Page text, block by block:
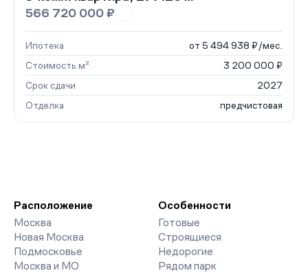
566 720 000 ₽
Ипотека
от 5 494 938 ₽/мес.
Стоимость м²
3 200 000 ₽
Срок сдачи
2027
Отделка
предчистовая
Расположение
Москва
Новая Москва
Подмосковье
Москва и МО
Особенности
Готовые
Строящиеся
Недорогие
Рядом парк